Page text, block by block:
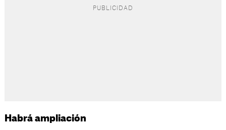
Habrá ampliación